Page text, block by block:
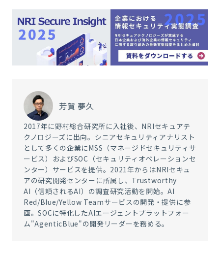
芳賀 夢久
2017年に野村総合研究所に入社後、NRIセキュアテ
クノロジーズに出向。シニアセキュリティアナリスト
として多くの企業にMSS（マネージドセキュリティサ
ービス）およびSOC（セキュリティオペレーションセ
ンター）サービスを提供。2021年からはNRIセキュ
アの研究開発センターに所属し、Trustworthy
AI（信頼されるAI）の調査研究活動を開始。AI
Red/Blue/Yellow Teamサービスの開発・提供に参
画。SOCに特化したAIエージェントプラットフォー
ム"AgenticBlue"の開発リーダーを務める。